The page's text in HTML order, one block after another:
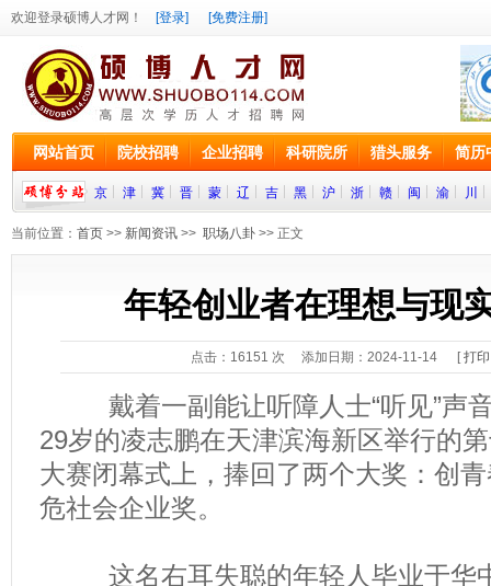
欢迎登录硕博人才网！ [登录] [免费注册]
网站首页 院校招聘 企业招聘 科研院所 猎头服务 简历
京 津 冀 晋 蒙 辽 吉 黑 沪 浙 赣 闽 渝 川
当前位置： 首页 >> 新闻资讯 >> 职场八卦 >> 正文
年轻创业者在理想与现
点击： 16151 次 添加日期：2024-11-14 [打印
戴着一副能让听障人士“听见”声音
29岁的凌志鹏在天津滨海新区举行的
大赛闭幕式上，捧回了两个大奖：创
危社会企业奖。
这名右耳失聪的年轻人毕业于华